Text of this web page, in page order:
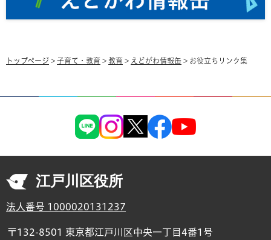
トップページ > 子育て・教育 > 教育 > えどがわ情報缶 > お役立ちリンク集
江戸川区役所
法人番号 1000020131237
〒132-8501 東京都江戸川区中央一丁目4番1号